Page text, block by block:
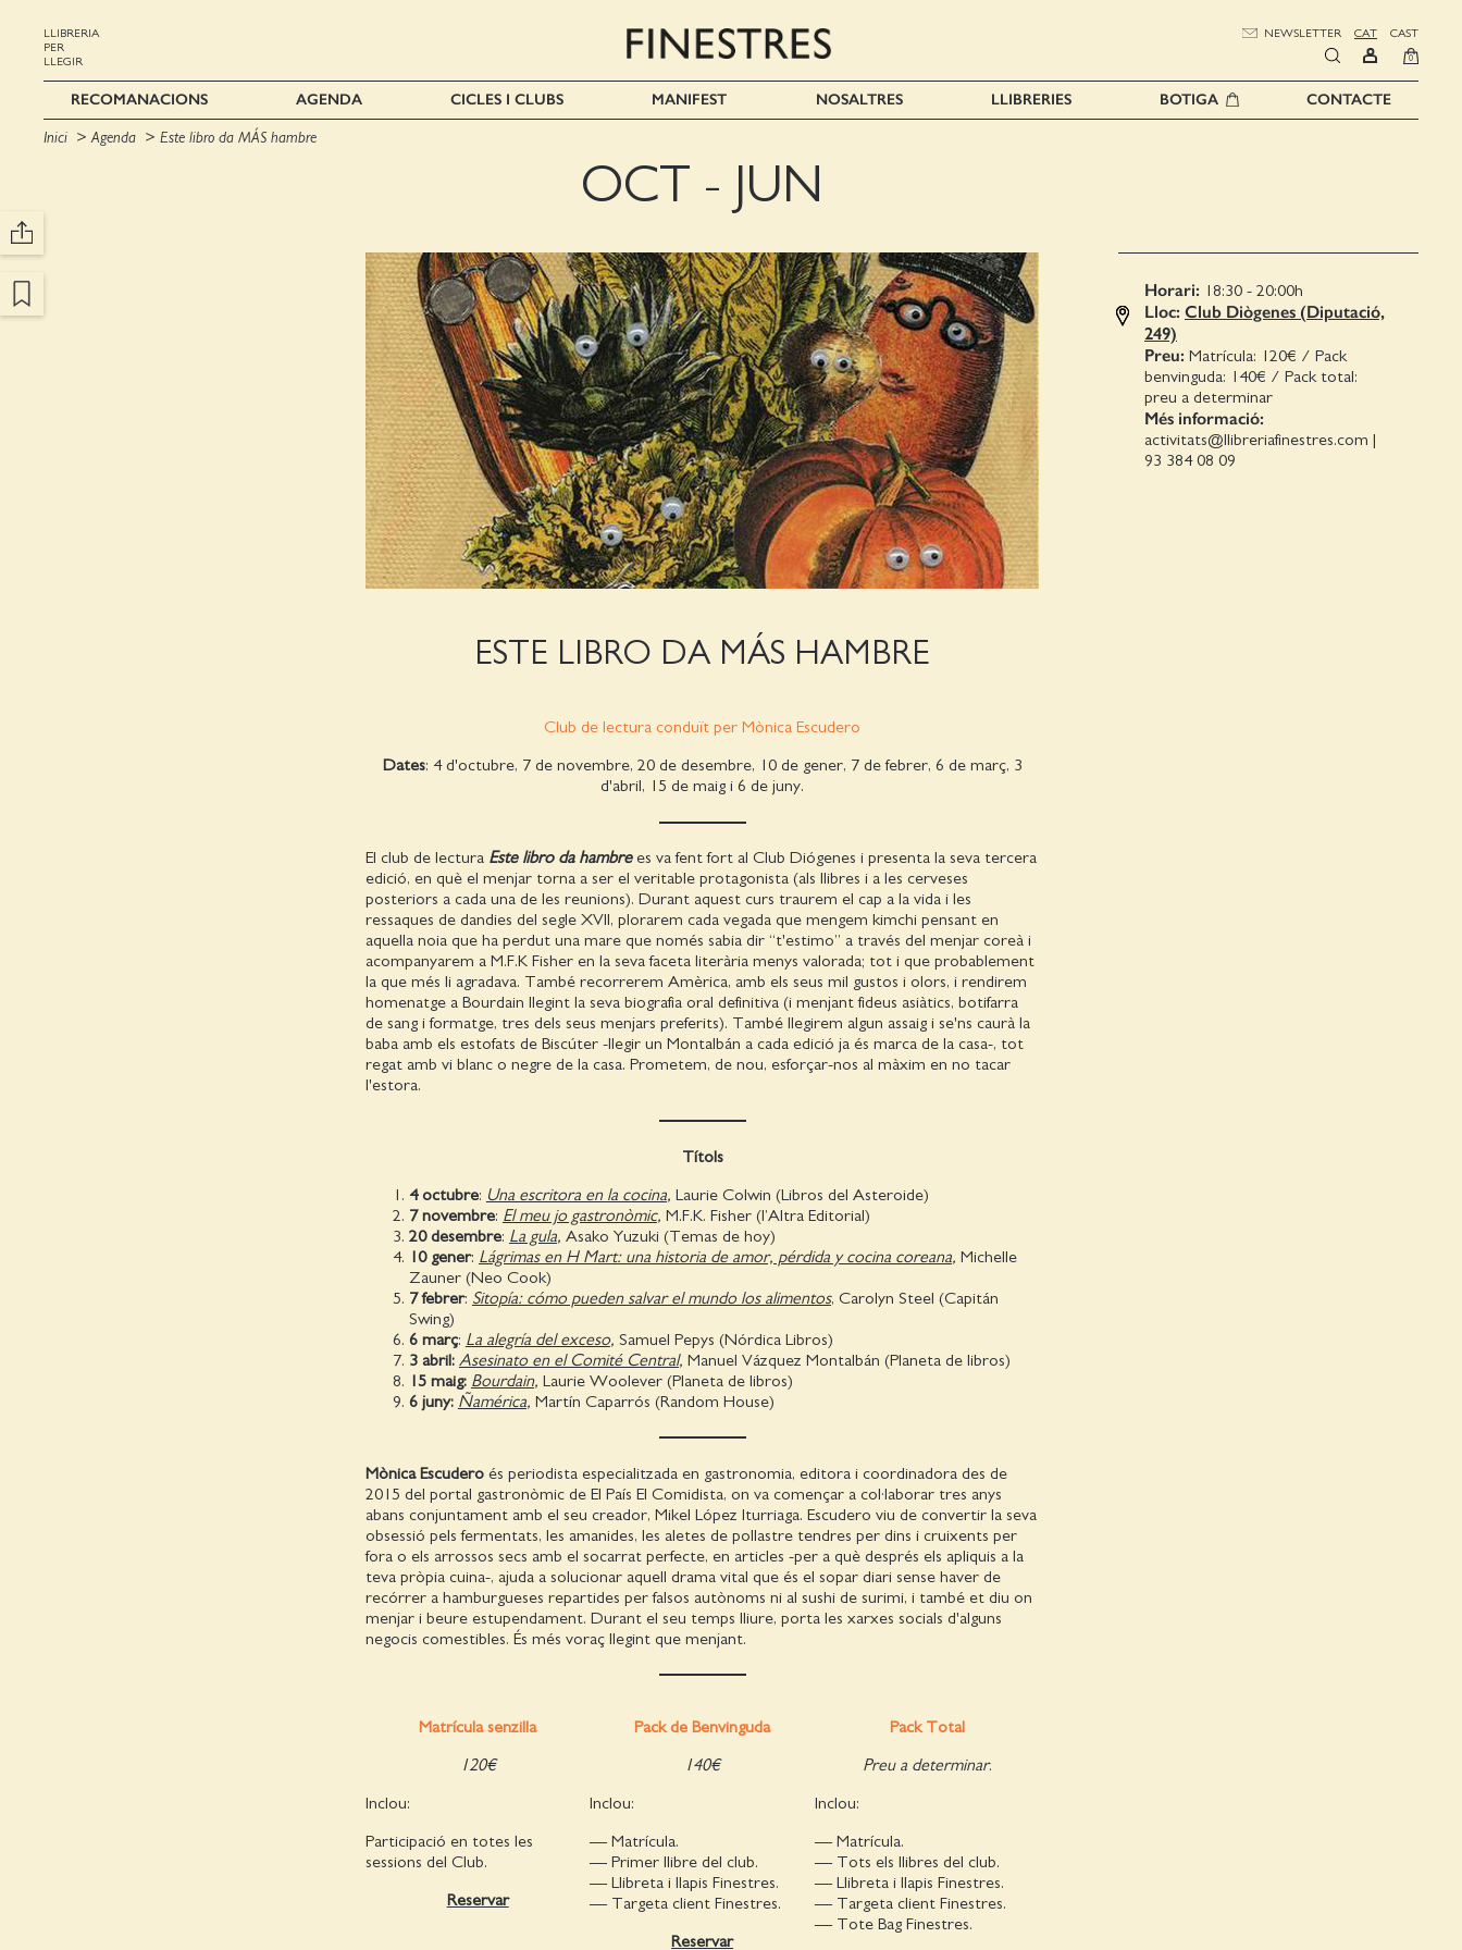
LLIBRERIA
PER
LLEGIR
NEWSLETTER CAT CAST
0
RECOMANACIONS AGENDA CICLES I CLUBS MANIFEST NOSALTRES LLIBRERIES BOTIGA CONTACTE
Inici Agenda Este libro da MÁS hambre
OCT - JUN
ESTE LIBRO DA MÁS HAMBRE
Club de lectura conduït per Mònica Escudero
Dates: 4 d'octubre, 7 de novembre, 20 de desembre, 10 de gener, 7 de febrer, 6 de març, 3
d'abril, 15 de maig i 6 de juny.
El club de lectura Este libro da hambrees va fent fort al Club Diógenes i presenta la seva tercera
edició, en què el menjar torna a ser el veritable protagonista (als llibres i a les cerveses
posteriors a cada una de les reunions). Durant aquest curs traurem el cap a la vida i les
ressaques de dandies del segle XVII, plorarem cada vegada que mengem kimchi pensant en
aquella noia que ha perdut una mare que només sabia dir “t'estimo” a través del menjar coreà i
acompanyarem a M.F.K Fisher en la seva faceta literària menys valorada; tot i que probablement
la que més li agradava. També recorrerem Amèrica, amb els seus mil gustos i olors, i rendirem
homenatge a Bourdain llegint la seva biografia oral definitiva (i menjant fideus asiàtics, botifarra
de sang i formatge, tres dels seus menjars preferits). També llegirem algun assaig i se'ns caurà la
baba amb els estofats de Biscúter -llegir un Montalbán a cada edició ja és marca de la casa-, tot
regat amb vi blanc o negre de la casa. Prometem, de nou, esforçar-nos al màxim en no tacar
l'estora.
Títols
4 octubre: Una escritora en la cocina, Laurie Colwin (Libros del Asteroide)
7 novembre: El meu jo gastronòmic, M.F.K. Fisher (l’Altra Editorial)
20 desembre: La gula, Asako Yuzuki (Temas de hoy)
10 gener: Lágrimas en H Mart: una historia de amor, pérdida y cocina coreana, Michelle
Zauner (Neo Cook)
7 febrer: Sitopía: cómo pueden salvar el mundo los alimentos, Carolyn Steel (Capitán
Swing)
6 març: La alegría del exceso, Samuel Pepys (Nórdica Libros)
3 abril: Asesinato en el Comité Central, Manuel Vázquez Montalbán (Planeta de libros)
15 maig: Bourdain, Laurie Woolever (Planeta de libros)
6 juny: Ñamérica, Martín Caparrós (Random House)
Mònica Escuderoés periodista especialitzada en gastronomia, editora i coordinadora des de
2015 del portal gastronòmic de El País El Comidista, on va començar a col·laborar tres anys
abans conjuntament amb el seu creador, Mikel López Iturriaga. Escudero viu de convertir la seva
obsessió pels fermentats, les amanides, les aletes de pollastre tendres per dins i cruixents per
fora o els arrossos secs amb el socarrat perfecte, en articles -per a què després els apliquis a la
teva pròpia cuina-, ajuda a solucionar aquell drama vital que és el sopar diari sense haver de
recórrer a hamburgueses repartides per falsos autònoms ni al sushi de surimi, i també et diu on
menjar i beure estupendament. Durant el seu temps lliure, porta les xarxes socials d'alguns
negocis comestibles. És més voraç llegint que menjant.
Matrícula senzilla
120€
Inclou:
Participació en totes les
sessions del Club.
Reservar
Pack de Benvinguda
140€
Inclou:
— Matrícula.
— Primer llibre del club.
— Llibreta i llapis Finestres.
— Targeta client Finestres.
Reservar
Pack Total
Preu a determinar.
Inclou:
— Matrícula.
— Tots els llibres del club.
— Llibreta i llapis Finestres.
— Targeta client Finestres.
— Tote Bag Finestres.
Horari: 18:30 - 20:00h
Lloc: Club Diògenes (Diputació,
249)
Preu: Matrícula: 120€ / Pack
benvinguda: 140€ / Pack total:
preu a determinar
Més informació:
activitats@llibreriafinestres.com |
93 384 08 09